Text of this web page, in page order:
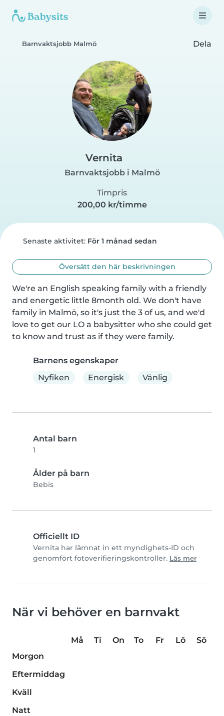
Barnvaktsjobb Malmö Dela
Vernita
Barnvaktsjobb i Malmö
Timpris
200,00 kr/timme
Senaste aktivitet: För 1 månad sedan
Översätt den här beskrivningen
We're an English speaking family with a friendly
and energetic little 8month old. We don't have
family in Malmö, so it's just the 3 of us, and we'd
love to get our LO a babysitter who she could get
to know and trust as if they were family.
Barnens egenskaper
Nyfiken
Energisk Vänlig
Antal barn
1
Ålder på barn
Bebis
Officiellt ID
Vernita har lämnat in ett myndighets-ID och
genomfört fotoverifieringskontroller. Läs mer
När vi behöver en barnvakt
Må Ti On To Fr Lö
Sö
Morgon
Eftermiddag
Kväll
Natt